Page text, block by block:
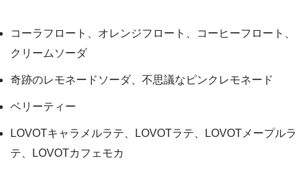
コーラフロート、オレンジフロート、コーヒーフロート、
クリームソーダ
奇跡のレモネードソーダ、不思議なピンクレモネード
ベリーティー
LOVOTキャラメルラテ、LOVOTラテ、LOVOTメープルラ
テ、LOVOTカフェモカ